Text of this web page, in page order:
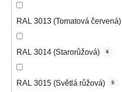
RAL 3013 (Tomatová červená)
RAL 3014 (Starorůžová) 6
RAL 3015 (Světlá růžová) 5